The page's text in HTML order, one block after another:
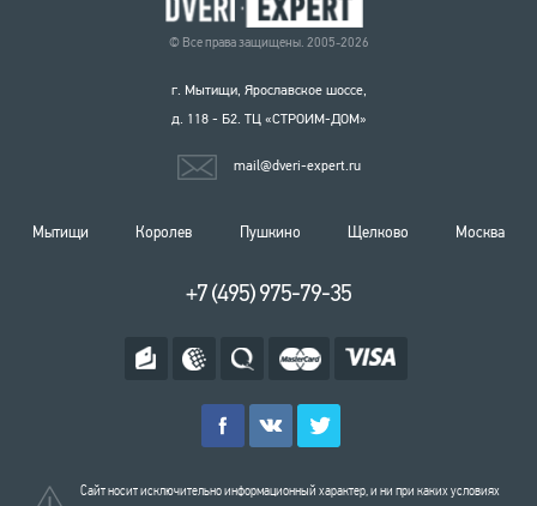
© Все права защищены. 2005-2026
г. Мытищи, Ярославское шоссе,
д. 118 - Б2. ТЦ «СТРОИМ-ДОМ»
mail@dveri-expert.ru
Мытищи Королев Пушкино Щелково Москва
+7 (495) 975-79-35
Сайт носит исключительно информационный характер, и ни при каких условиях